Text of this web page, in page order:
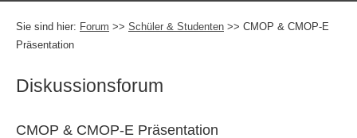
Sie sind hier: Forum >> Schüler & Studenten >> CMOP & CMOP-E
Präsentation
Diskussionsforum
CMOP & CMOP-E Präsentation